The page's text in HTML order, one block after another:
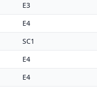
E3
E4
SC1
E4
E4